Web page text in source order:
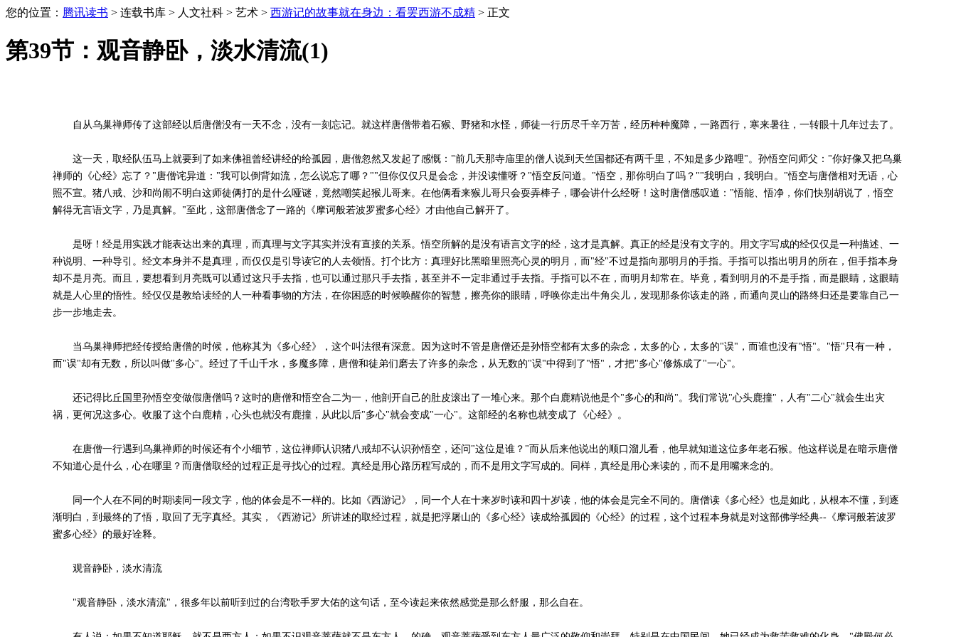
您的位置： 腾讯读书 > 连载书库 > 人文社科 > 艺术 > 西游记的故事就在身边：看罢西游不成精 > 正文
第39节：观音静卧，淡水清流(1)
自从乌巢禅师传了这部经以后唐僧没有一天不念，没有一刻忘记。就这样唐僧带着石猴、野猪和水怪，师徒一行历尽千辛万苦，经历种种魔障，一路西行，寒来暑往，一转眼十几年过去了。
这一天，取经队伍马上就要到了如来佛祖曾经讲经的给孤园，唐僧忽然又发起了感慨："前几天那寺庙里的僧人说到天竺国都还有两千里，不知是多少路哩"。孙悟空问师父："你好像又把乌巢
禅师的《心经》忘了？"唐僧诧异道："我可以倒背如流，怎么说忘了哪？""但你仅仅只是会念，并没读懂呀？"悟空反问道。"悟空，那你明白了吗？""我明白，我明白。"悟空与唐僧相对无语，心
照不宣。猪八戒、沙和尚闹不明白这师徒俩打的是什么哑谜，竟然嘲笑起猴儿哥来。在他俩看来猴儿哥只会耍弄棒子，哪会讲什么经呀！这时唐僧感叹道："悟能、悟净，你们快别胡说了，悟空
解得无言语文字，乃是真解。"至此，这部唐僧念了一路的《摩诃般若波罗蜜多心经》才由他自己解开了。
是呀！经是用实践才能表达出来的真理，而真理与文字其实并没有直接的关系。悟空所解的是没有语言文字的经，这才是真解。真正的经是没有文字的。用文字写成的经仅仅是一种描述、一
种说明、一种导引。经文本身并不是真理，而仅仅是引导读它的人去领悟。打个比方：真理好比黑暗里照亮心灵的明月，而"经"不过是指向那明月的手指。手指可以指出明月的所在，但手指本身
却不是月亮。而且，要想看到月亮既可以通过这只手去指，也可以通过那只手去指，甚至并不一定非通过手去指。手指可以不在，而明月却常在。毕竟，看到明月的不是手指，而是眼睛，这眼睛
就是人心里的悟性。经仅仅是教给读经的人一种看事物的方法，在你困惑的时候唤醒你的智慧，擦亮你的眼睛，呼唤你走出牛角尖儿，发现那条你该走的路，而通向灵山的路终归还是要靠自己一
步一步地走去。
当乌巢禅师把经传授给唐僧的时候，他称其为《多心经》，这个叫法很有深意。因为这时不管是唐僧还是孙悟空都有太多的杂念，太多的心，太多的"误"，而谁也没有"悟"。"悟"只有一种，
而"误"却有无数，所以叫做"多心"。经过了千山千水，多魔多障，唐僧和徒弟们磨去了许多的杂念，从无数的"误"中得到了"悟"，才把"多心"修炼成了"一心"。
还记得比丘国里孙悟空变做假唐僧吗？这时的唐僧和悟空合二为一，他剖开自己的肚皮滚出了一堆心来。那个白鹿精说他是个"多心的和尚"。我们常说"心头鹿撞"，人有"二心"就会生出灾
祸，更何况这多心。收服了这个白鹿精，心头也就没有鹿撞，从此以后"多心"就会变成"一心"。这部经的名称也就变成了《心经》。
在唐僧一行遇到乌巢禅师的时候还有个小细节，这位禅师认识猪八戒却不认识孙悟空，还问"这位是谁？"而从后来他说出的顺口溜儿看，他早就知道这位多年老石猴。他这样说是在暗示唐僧
不知道心是什么，心在哪里？而唐僧取经的过程正是寻找心的过程。真经是用心路历程写成的，而不是用文字写成的。同样，真经是用心来读的，而不是用嘴来念的。
同一个人在不同的时期读同一段文字，他的体会是不一样的。比如《西游记》，同一个人在十来岁时读和四十岁读，他的体会是完全不同的。唐僧读《多心经》也是如此，从根本不懂，到逐
渐明白，到最终的了悟，取回了无字真经。其实，《西游记》所讲述的取经过程，就是把浮屠山的《多心经》读成给孤园的《心经》的过程，这个过程本身就是对这部佛学经典--《摩诃般若波罗
蜜多心经》的最好诠释。
观音静卧，淡水清流
"观音静卧，淡水清流"，很多年以前听到过的台湾歌手罗大佑的这句话，至今读起来依然感觉是那么舒服，那么自在。